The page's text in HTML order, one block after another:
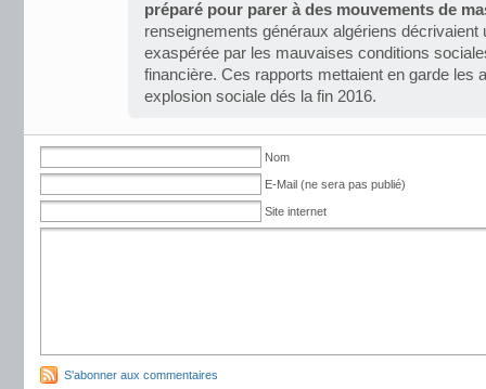
préparé pour parer à des mouvements de
renseignements généraux algériens décrivaient
exaspérée par les mauvaises conditions
financière. Ces rapports mettaient en garde les
explosion sociale dés la fin 2016.
Nom
E-Mail (ne sera pas publié)
Site internet
S'abonner aux commentaires